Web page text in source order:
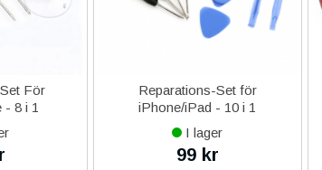
För
- 8 i 1
Reparations-Set för
iPhone/iPad - 10 i 1
I lager
99 kr